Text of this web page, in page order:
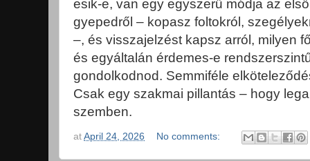
esik-e, van egy egyszerű módja az
gyepedről – kopasz foltokról,
–, és visszajelzést kapsz arról, milyen
és egyáltalán érdemes-e
gondolkodnod. Semmiféle
Csak egy szakmai pillantás – hogy
szemben.
at April 24, 2026 No comments: